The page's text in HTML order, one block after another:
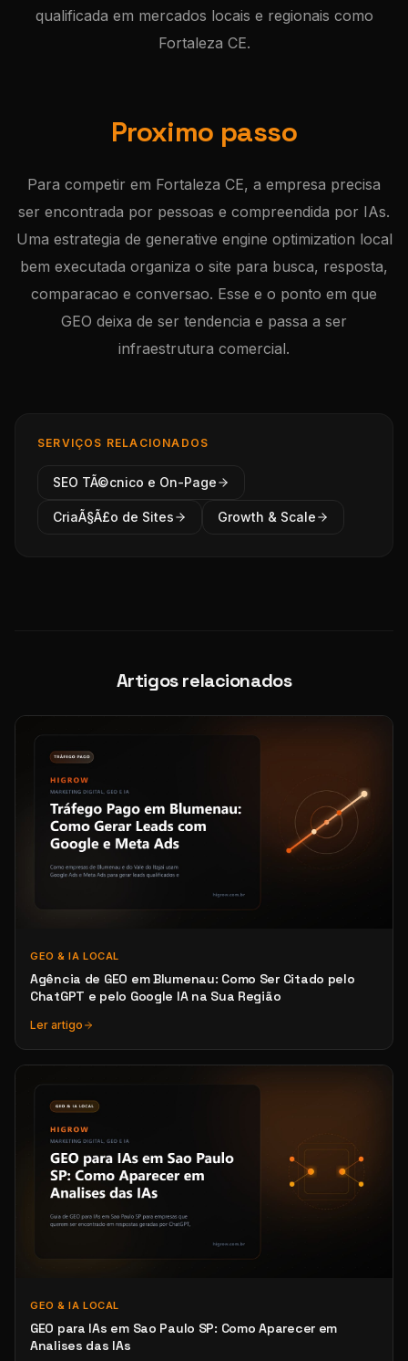
qualificada em mercados locais e regionais como
Fortaleza CE.
Proximo passo
Para competir em Fortaleza CE, a empresa precisa
ser encontrada por pessoas e compreendida por IAs.
Uma estrategia de generative engine optimization local
bem executada organiza o site para busca, resposta,
comparacao e conversao. Esse e o ponto em que
GEO deixa de ser tendencia e passa a ser
infraestrutura comercial.
SERVIÇOS RELACIONADOS
SEO TÃ©cnico e On-Page
CriaÃ§Ã£o de Sites Growth & Scale
Artigos relacionados
GEO & IA LOCAL
Agência de GEO em Blumenau: Como Ser Citado pelo
ChatGPT e pelo Google IA na Sua Região
Ler artigo
GEO & IA LOCAL
GEO para IAs em Sao Paulo SP: Como Aparecer em
Analises das IAs